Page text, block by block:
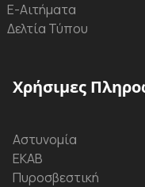
Ε-Αιτήματα
Δελτία Τύπου
Χρήσιμες
Αστυνομία
ΕΚΑΒ
Πυροσβεστική